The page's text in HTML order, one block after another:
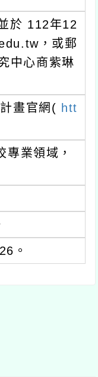
於 112年12
，或郵
中心商紫琳
畫官網( htt
業領域，
。